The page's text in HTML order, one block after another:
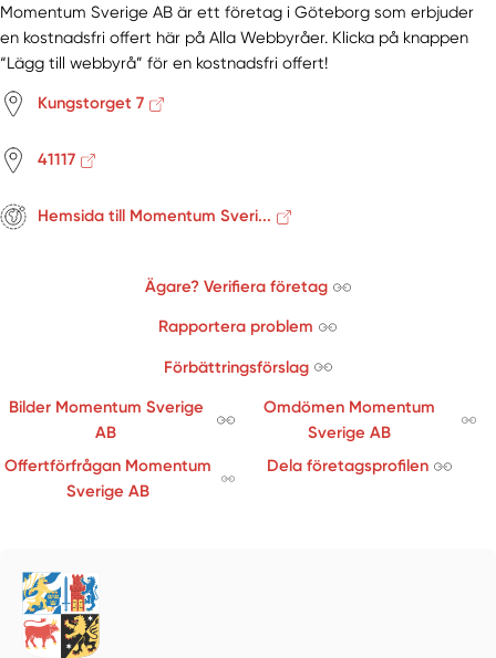
Momentum Sverige AB är ett företag i Göteborg som erbjuder
en kostnadsfri offert här på Alla Webbyråer. Klicka på knappen
“Lägg till webbyrå” för en kostnadsfri offert!
Kungstorget 7
41117
Hemsida till Momentum Sveri...
Ägare? Verifiera företag
Rapportera problem
Förbättringsförslag
Bilder Momentum Sverige
AB
Omdömen Momentum
Sverige AB
Offertförfrågan Momentum
Sverige AB
Dela företagsprofilen